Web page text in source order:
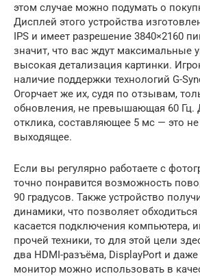
этом случае можно подумать о
Дисплей этого устройства
IPS и имеет разрешение 3840×2160
значит, что вас ждут максимальные
высокая детализация картинки.
наличие поддержки технологий G-
Огорчает же их, судя по отзывам,
обновления, не превышающая 60 Гц.
отклика, составляющее 5 мс — это не
выходящее.
Если вы регулярно работаете с
точно понравится возможность
90 градусов. Также устройство
динамики, что позволяет
касается подключения компьютера,
прочей техники, то для этой цели
два HDMI-разъёма, DisplayPort и даже
монитор можно использовать в